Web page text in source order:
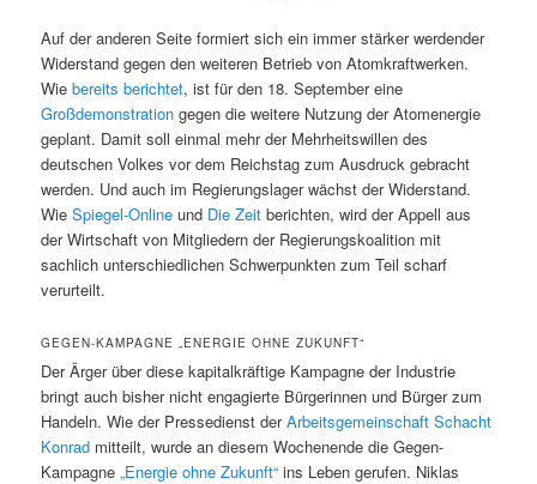
Auf der anderen Seite formiert sich ein immer stärker werdender
Widerstand gegen den weiteren Betrieb von Atomkraftwerken.
Wiebereits berichtet, ist für den 18. September eine
Großdemonstration gegen die weitere Nutzung der Atomenergie
geplant. Damit soll einmal mehr der Mehrheitswillen des
deutschen Volkes vor dem Reichstag zum Ausdruck gebracht
werden. Und auch im Regierungslager wächst der Widerstand.
WieSpiegel-Online und Die Zeit berichten, wird der Appell aus
der Wirtschaft von Mitgliedern der Regierungskoalition mit
sachlich unterschiedlichen Schwerpunkten zum Teil scharf
verurteilt.
GEGEN-KAMPAGNE „ENERGIE OHNE ZUKUNFT“
Der Ärger über diese kapitalkräftige Kampagne der Industrie
bringt auch bisher nicht engagierte Bürgerinnen und Bürger zum
Handeln. Wie der Pressedienst derArbeitsgemeinschaft Schacht
Konrad mitteilt, wurde an diesem Wochenende die Gegen-
Kampagne„Energie ohne Zukunft“ ins Leben gerufen. Niklas